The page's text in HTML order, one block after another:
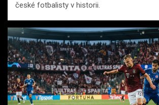
české fotbalisty v historii.